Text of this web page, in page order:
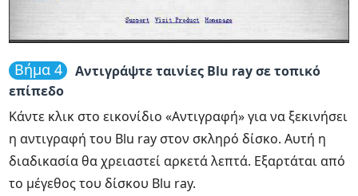
Βήμα 4
Αντιγράψτε ταινίες Blu ray σε τοπικό
επίπεδο
Κάντε κλικ στο εικονίδιο «Αντιγραφή» για να ξεκινήσει
η αντιγραφή του Blu ray στον σκληρό δίσκο. Αυτή η
διαδικασία θα χρειαστεί αρκετά λεπτά. Εξαρτάται από
το μέγεθος του δίσκου Blu ray.